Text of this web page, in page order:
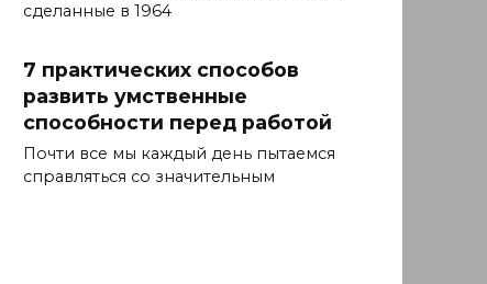
сделанные в 1964
7 практических способов
развить умственные
способности перед работой
Почти все мы каждый день пытаемся
справляться со значительным